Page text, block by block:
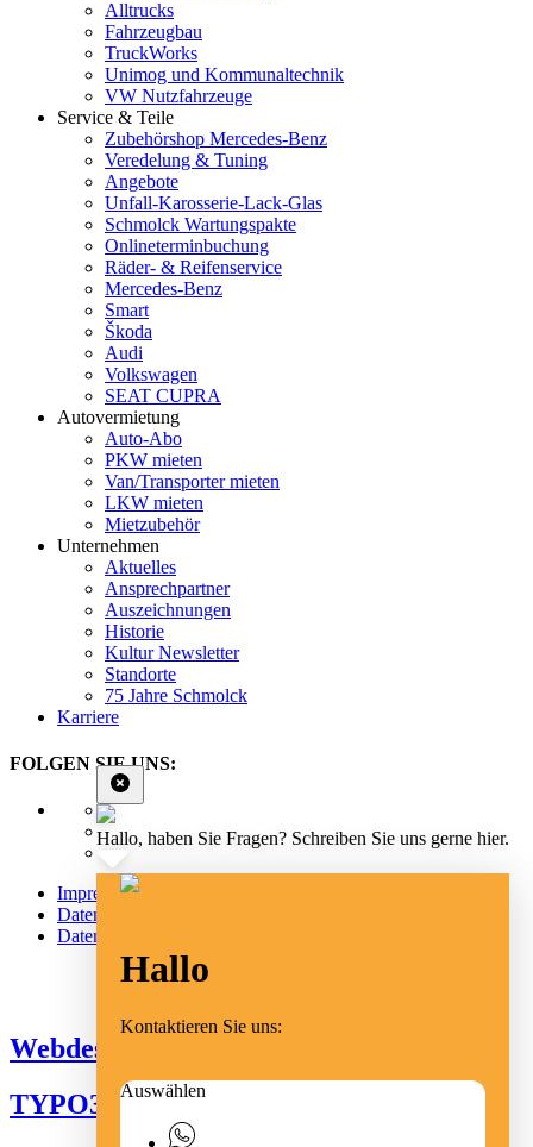
Alltrucks
Fahrzeugbau
TruckWorks
Unimog und Kommunaltechnik
VW Nutzfahrzeuge
Service & Teile
Zubehörshop Mercedes-Benz
Veredelung & Tuning
Angebote
Unfall-Karosserie-Lack-Glas
Schmolck Wartungspakte
Onlineterminbuchung
Räder- & Reifenservice
Mercedes-Benz
Smart
Škoda
Audi
Volkswagen
SEAT CUPRA
Autovermietung
Auto-Abo
PKW mieten
Van/Transporter mieten
LKW mieten
Mietzubehör
Unternehmen
Aktuelles
Ansprechpartner
Auszeichnungen
Historie
Kultur Newsletter
Standorte
75 Jahre Schmolck
Karriere
FOLGEN SIE UNS:
Impressum
Datenschutz
Datenschutz Social Media
Webdesign Emmendingen
TYPO3 Freiburg
Hallo, haben Sie Fragen? Schreiben Sie uns gerne hier.
Hallo
Kontaktieren Sie uns:
Auswählen